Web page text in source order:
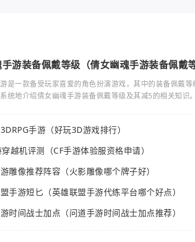
游装备佩戴等级（倩女幽魂手游装备佩戴
是一款备受玩家喜爱的角色扮演游戏，其中的装备佩戴
统地介绍倩女幽魂手游装备佩戴等级及其减5的相关知识
手游（好玩3D游戏排行）
穿越机评测（CF手游体验服资格申请）
雕像推荐阵容（火影雕像哪个牌子好）
手游短匕（英雄联盟手游代练平台哪个好点）
时间战士加点（问道手游时间战士加点推荐）